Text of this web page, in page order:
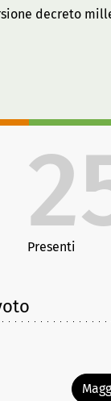
decreto
Presenti